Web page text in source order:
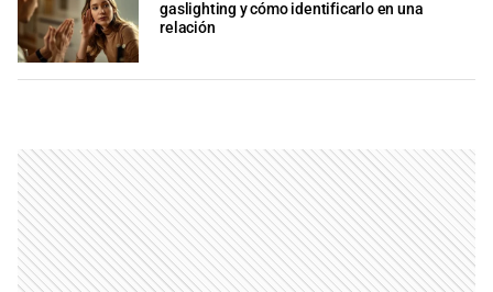
gaslighting y cómo identificarlo en una
relación